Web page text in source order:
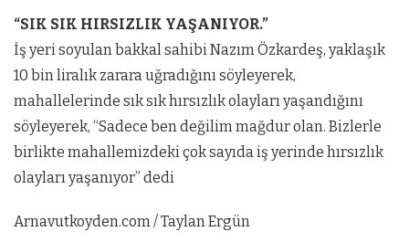
“SIK SIK HIRSIZLIK YAŞANIYOR.”
İş yeri soyulan bakkal sahibi Nazım Özkardeş, yaklaşık
10 bin liralık zarara uğradığını söyleyerek,
mahallelerinde sık sık hırsızlık olayları yaşandığını
söyleyerek, “Sadece ben değilim mağdur olan. Bizlerle
birlikte mahallemizdeki çok sayıda iş yerinde hırsızlık
olayları yaşanıyor” dedi
Arnavutkoyden.com / Taylan Ergün